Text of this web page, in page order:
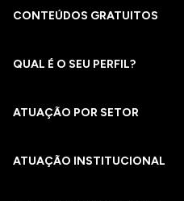
CONTEÚDOS GRATUITOS
QUAL É O SEU PERFIL?
ATUAÇÃO POR SETOR
ATUAÇÃO INSTITUCIONAL